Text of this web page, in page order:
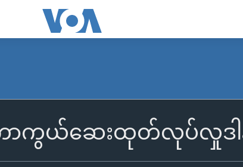
ကွယ်ဆေးထုတ်လုပ်လှုဒါန်း